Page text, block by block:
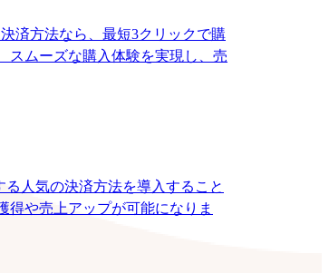
済方法なら、最短3クリックで購
スムーズな購入体験を実現し、売
る人気の決済方法を導入すること
得や売上アップが可能になりま